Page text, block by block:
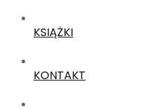
KSIĄŻKI
KONTAKT